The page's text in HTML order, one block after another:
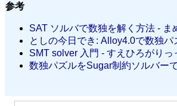
参考
SAT ソルバで数独を解く方法 - ま
としの今日でき: Alloy4.0で数独パ
SMT solver 入門 - すえひろがり
数独パズルをSugar制約ソルバー